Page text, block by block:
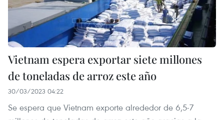
Vietnam espera exportar siete millones
de toneladas de arroz este año
30/03/2023 04:22
Se espera que Vietnam exporte alrededor de 6,5-7